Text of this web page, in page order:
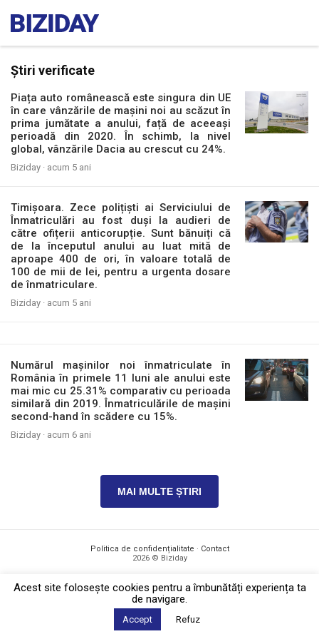
Știri verificate
Piața auto românească este singura din UE
în care vânzările de mașini noi au scăzut în
prima jumătate a anului, față de aceeași
perioadă din 2020. În schimb, la nivel
global, vânzările Dacia au crescut cu 24%.
Biziday · acum 5 ani
Timișoara. Zece polițiști ai Serviciului de
Înmatriculări au fost duși la audieri de
către ofițerii anticorupție. Sunt bănuiți că
de la începutul anului au luat mită de
aproape 400 de ori, în valoare totală de
100 de mii de lei, pentru a urgenta dosare
de înmatriculare.
Biziday · acum 5 ani
Numărul mașinilor noi înmatriculate în
România în primele 11 luni ale anului este
mai mic cu 25.31% comparativ cu perioada
similară din 2019. Înmatriculările de mașini
second-hand în scădere cu 15%.
Biziday · acum 6 ani
MAI MULTE ȘTIRI
Politica de confidențialitate · Contact
2026 © Biziday
Acest site foloseşte cookies pentru a îmbunătăți experiența ta
de navigare.
Accept Refuz